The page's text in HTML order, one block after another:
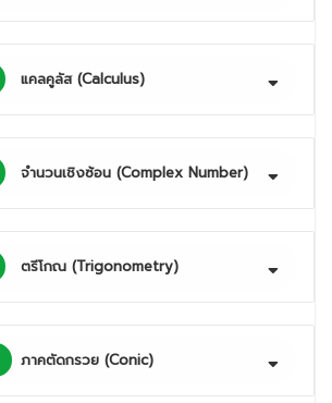
แคลคูลัส (Calculus)
จำนวนเชิงซ้อน (Complex Number)
ตรีโกณ (Trigonometry)
ภาคตัดกรวย (Conic)